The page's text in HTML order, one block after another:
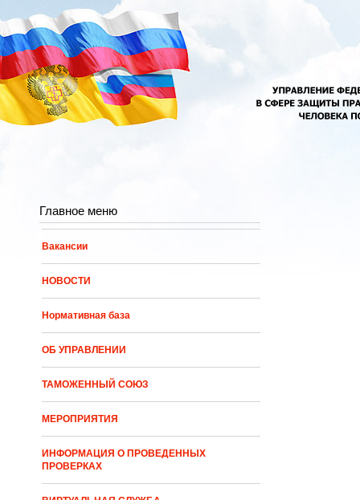
Перейти к основному содержанию
Главное меню
Вакансии
НОВОСТИ
Нормативная база
ОБ УПРАВЛЕНИИ
ТАМОЖЕННЫЙ СОЮЗ
МЕРОПРИЯТИЯ
ИНФОРМАЦИЯ О ПРОВЕДЕННЫХ
ПРОВЕРКАХ